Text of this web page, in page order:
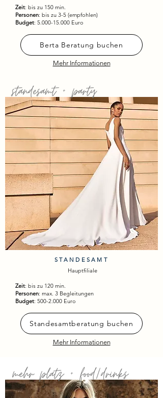
Zeit: bis zu 150 min.
Personen: bis zu 3-5 (empfohlen)
Budget: 5.000-15.000 Euro
Berta Beratung buchen
Mehr Informationen
STANDESAMT
Hauptfiliale
Zeit: bis zu 120 min.
Personen: max. 3 Begleitungen
Budget: 500-2.000 Euro
Standesamtberatung buchen
Mehr Informationen